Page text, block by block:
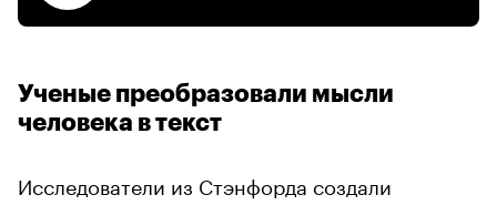
Ученые преобразовали мысли
человека в текст
Исследователи из Стэнфорда создали